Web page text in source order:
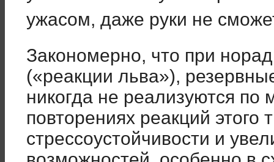
ужасом, даже руки не
Закономерно, что при
(«реакции льва»),
никогда не реализуются по
повторениях реакций
стрессоустойчивости и